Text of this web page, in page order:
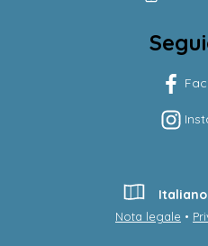
Italiano
Nota legale •